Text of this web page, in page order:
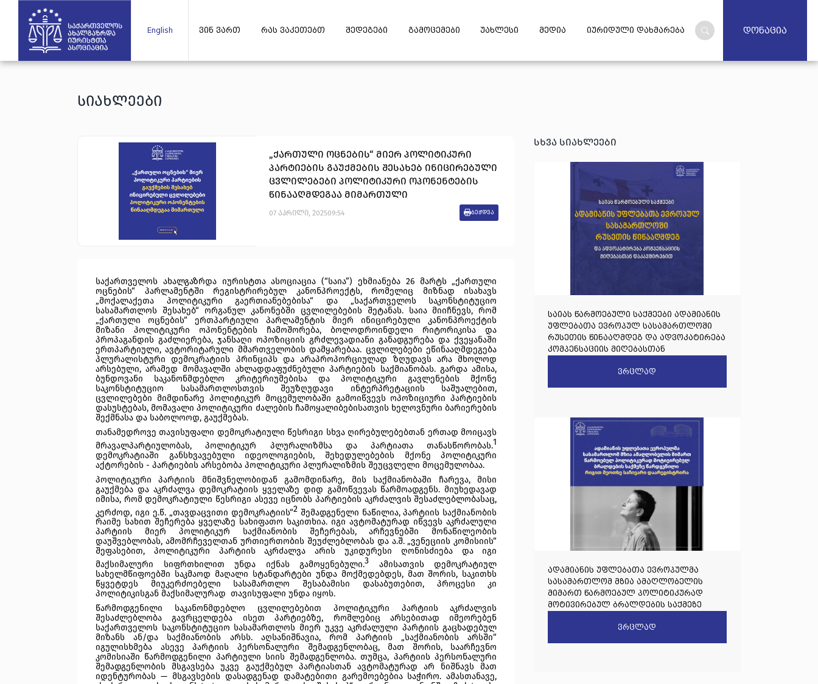
English ვინ ვართ რას ვაკეთებთ შედეგები გამოცემები უახლესი მედია იურიდული დახმარება დონაცია
სიახლეები
„ქართული ოცნების“ მიერ პოლიტიკური
პარტიების გაუქმების შესახებ ინიცირებული
ცვლილებები პოლიტიკური ოპონენტების
წინააღმდეგაა მიმართული
07 აპრილი, 202509:54 ბეჭდვა
საქართველოს ახალგაზრდა იურისტთა ასოციაცია (“საია”) ეხმიანება 26 მარტს „ქართული
ოცნების“ პარლამენტში რეგისტრირებულ კანონპროექტს, რომელიც მიზნად ისახავს
„მოქალაქეთა პოლიტიკური გაერთიანებებისა“ და „საქართველოს საკონსტიტუციო
სასამართლოს შესახებ“ ორგანულ კანონებში ცვლილებების შეტანას. საია მიიჩნევს, რომ
„ქართული ოცნების“ ერთპარტიული პარლამენტის მიერ ინიცირებული კანონპროექტის
მიზანი პოლიტიკური ოპონენტების ჩამოშორება, ბოლოდროინდელი რიტორიკისა და
პროპაგანდის გაძლიერება, ჯანსაღი ოპოზიციის გრძლევადიანი განადგურება და ქვეყანაში
ერთპარტიული, ავტორიტარული მმართველობის დამყარებაა. ცვლილებები ეწინააღმდეგება
პლურალისტური დემოკრატიის პრინციპს და არაპროპორციულად ზღუდავს არა მხოლოდ
არსებული, არამედ მომავალში ახლადდაფუძნებული პარტიების საქმიანობას. გარდა ამისა,
ბუნდოვანი საკანონმდებლო კრიტერიუმებისა და პოლიტიკური გავლენების მქონე
საკონსტიტუციო სასამართლოსთვის შეუზღუდავი ინტერპრეტაციის საშუალებით,
ცვლილებები მიმდინარე პოლიტიკურ მოცემულობაში გამოიწვევს ოპოზიციური პარტიების
დასუსტებას, მომავალი პოლიტიკური ძალების ჩამოყალიბებისათვის ხელოვნური ბარიერების
შექმნასა და საბოლოოდ, გაუქმებას.
თანამედროვე თავისუფალი დემოკრატიული წესრიგი სხვა ღირებულებებთან ერთად მოიცავს
მრავალპარტიულობას, პოლიტიკურ პლურალიზმსა და პარტიათა თანასწორობას.1
დემოკრატიაში განსხვავებული იდეოლოგიების, შეხედულებების მქონე პოლიტიკური
აქტორების - პარტიების არსებობა პოლიტიკური პლურალიზმის შეუცვლელი მოცემულობაა.
პოლიტიკური პარტიის მნიშვნელობიდან გამომდინარე, მის საქმიანობაში ჩარევა, მისი
გაუქმება და აკრძალვა დემოკრატიის ყველაზე დიდ გამოწვევას წარმოადგენს. მიუხედავად
იმისა, რომ დემოკრატიული წესრიგი ასევე იცნობს პარტიების აკრძალვის შესაძლებლობასაც,
კერძოდ, იგი ე.წ. „თავდაცვითი დემოკრატიის“2 შემადგენელი ნაწილია, პარტიის საქმიანობის
რაიმე სახით შეჩერება ყველაზე სახიფათო საკითხია. იგი ავტომატურად იწვევს აკრძალული
პარტიის მიერ პოლიტიკურ საქმიანობის შეჩერებას, არჩევნებში მონაწილეობის
დაუშვებლობას, ამომრჩეველთან ურთიერთობის შეუძლებლობას და ა.შ. „ვენეციის კომისიის“
შეფასებით, პოლიტიკური პარტიის აკრძალვა არის უკიდურესი ღონისძიება და იგი
მაქსიმალური სიფრთხილით უნდა იქნას გამოყენებული.3 ამისათვის დემოკრატიულ
სახელმწიფოებში საკმაოდ მაღალი სტანდარტები უნდა მოქმედებდეს, მათ შორის, საკითხს
წყვეტდეს მიუკერძოებელი სასამართლო შესაბამისი დასაბუთებით, პროცესი კი
პოლიტიკისგან მაქსიმალურად  თავისუფალი უნდა იყოს.
წარმოდგენილი საკანონმდებლო ცვლილებებით პოლიტიკური პარტიის აკრძალვის
შესაძლებლობა გავრცელდება ისეთ პარტიებზე, რომლებიც არსებითად იმეორებენ
საქართველოს საკონსტიტუციო სასამართლოს მიერ უკვე აკრძალული პარტიის გაცხადებულ
მიზანს ან/და საქმიანობის არსს. აღსანიშნავია, რომ პარტიის „საქმიანობის არსში“
იგულისხმება ასევე პარტიის პერსონალური შემადგენლობაც, მათ შორის, საარჩევნო
კომისიაში წარმოდგენილი პარტიული სიის შემადგენლობა. თუმცა, პარტიის პერსონალური
შემადგენლობის მსგავსება უკვე გაუქმებულ პარტიასთან ავტომატურად არ ნიშნავს მათ
იდენტურობას — მსგავსების დასადგენად დამატებითი გარემოებებია საჭირო. ამასთანავე,
სხვა სიახლეები
საიას წარმოებული საქმეები ადამიანის
უფლებათა ევროპულ სასამართლოში
რუსეთის წინააღმდეგ და ადვოკატირება
კომპენსაციის მიღებასთან
ვრცლად
ადამიანის უფლებათა ევროპულმა
სასამართლომ მზია ამაღლობელის
მიმართ წარმოებულ პოლიტიკურად
მოტივირებულ ბრალდების საქმეზე
დაარეგისტრირავრცლად